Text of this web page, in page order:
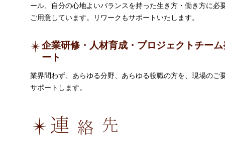
ール、自分の心地よいバランスを持った生き方・働き方に必
ご用意しています。リワークもサポートいたします。
企業研修・人材育成・プロジェクトチー
ート
業界問わず、あらゆる分野、あらゆる役職の方を、現場のご
サポートします。